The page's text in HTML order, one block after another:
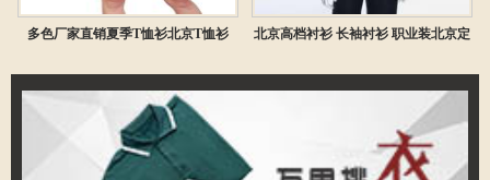
多色厂家直销夏季T恤衫北京T恤衫 北京高档衬衫 长袖衬衫 职业装北京定